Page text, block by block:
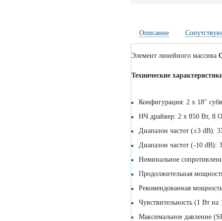
Описание
Элемент линейного массива
Технические
Конфигурация: 2 x 18"
НЧ драйвер: 2 x 850 Вт, 8
Диапазон частот (±3 dB):
Диапазон частот (-10 dB):
Номинальное
Продолжительная
Рекомендованная
Чувствительность (1 Вт
Максимальное давление